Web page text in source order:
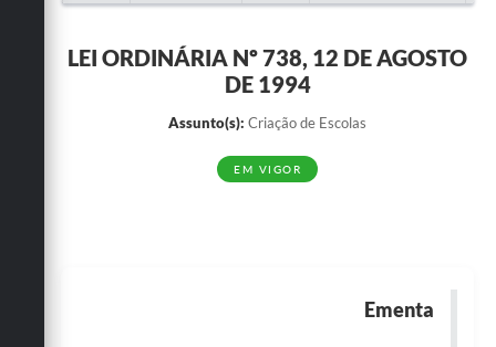
Legislação
LEI ORDINÁRIA Nº 738, 12 DE AGOSTO
DE 1994
Assunto(s): Criação de Escolas
EM VIGOR
Ementa